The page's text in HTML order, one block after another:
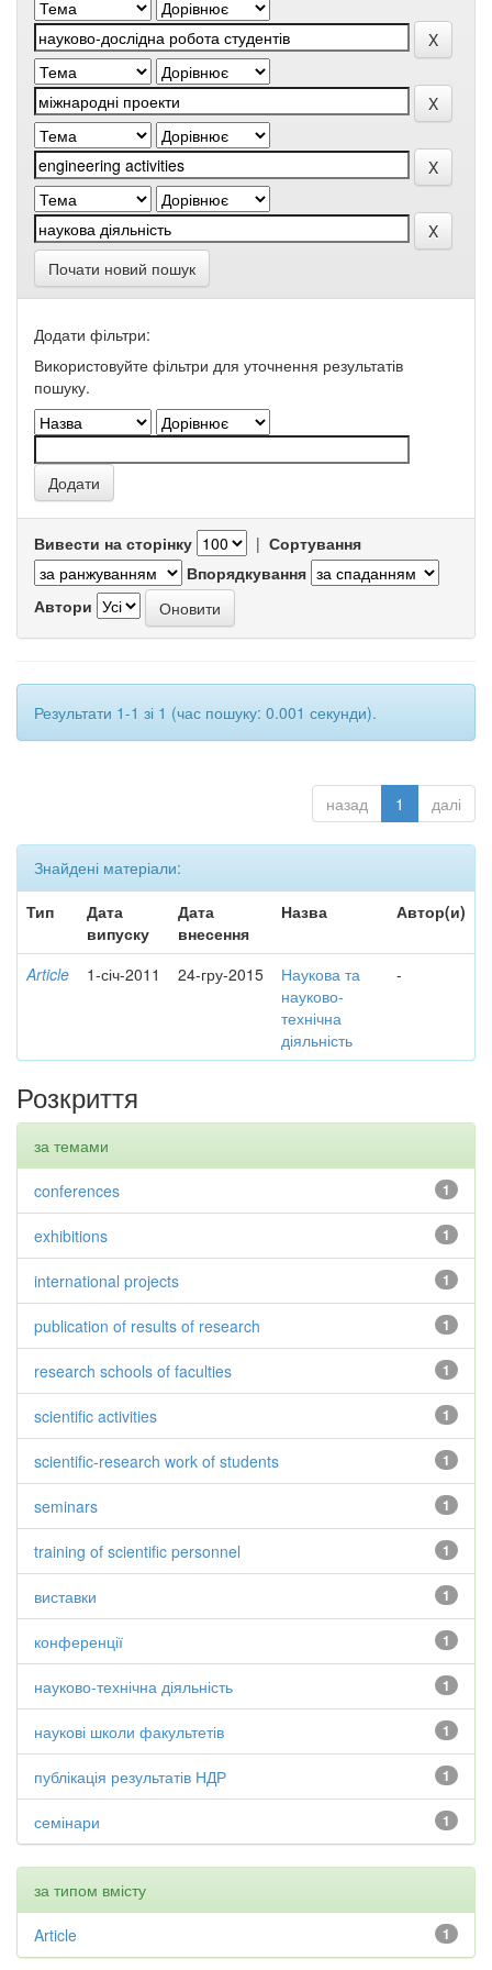
Почати новий пошук
Додати фільтри:
Використовуйте фільтри для уточнення результатів
пошуку.
Вивести на сторінку | Сортування
Впорядкування
Автори
Результати 1-1 зі 1 (час пошуку: 0.001 секунди).
назад 1 далі
Знайдені матеріали:
Тип
Дата
випуску
Дата
внесення
Назва Автор(и)
Article 1-січ-2011 24-гру-2015
Наукова та
науково-
технічна
діяльність
-
Розкриття
за темами
1
conferences
1
exhibitions
1
international projects
1
publication of results of research
1
research schools of faculties
1
scientific activities
1
scientific-research work of students
1
seminars
1
training of scientific personnel
1
виставки
1
конференції
1
науково-технічна діяльність
1
наукові школи факультетів
1
публікація результатів НДР
1
семінари
за типом вмісту
1
Article